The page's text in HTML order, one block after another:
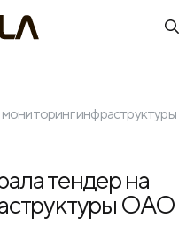
инфраструктуры
тендер на
ОАО